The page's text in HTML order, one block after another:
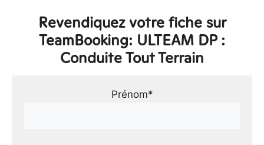
Revendiquez votre fiche sur
TeamBooking: ULTEAM DP :
Conduite Tout Terrain
Prénom*